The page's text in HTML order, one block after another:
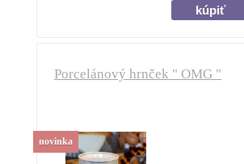
Porcelánový hrnček " OMG "
novinka